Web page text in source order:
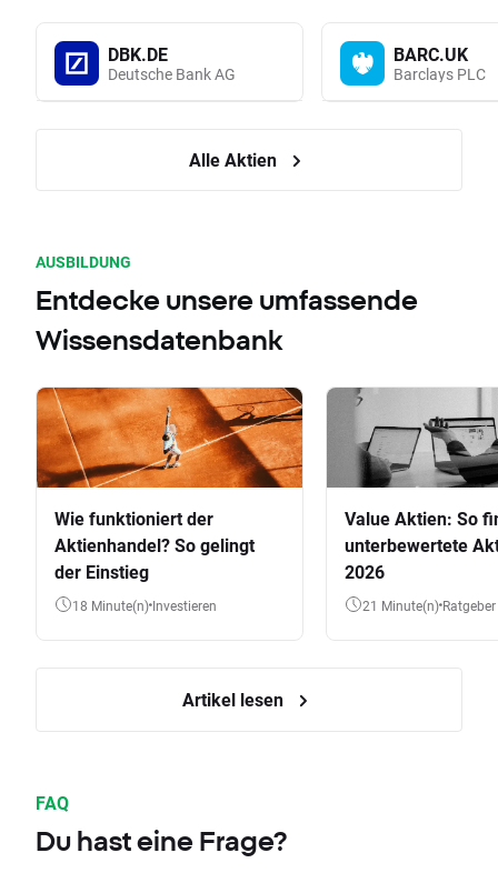
DBK.DE
Deutsche Bank AG
BARC.UK
Barclays PLC
Alle Aktien
AUSBILDUNG
Entdecke unsere umfassende
Wissensdatenbank
Wie funktioniert der
Aktienhandel? So gelingt
der Einstieg
18 Minute(n) Investieren
Value Aktien: So
unterbewertete
2026
21 Minute(n) Ratgeber
Artikel lesen
FAQ
Du hast eine Frage?